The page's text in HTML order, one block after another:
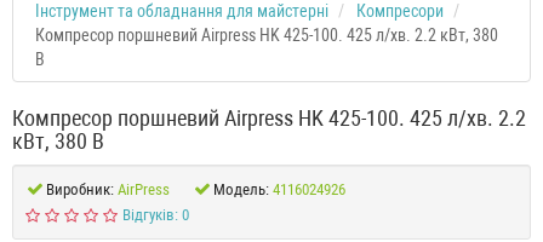
Інструмент та обладнання для майстерні
Компресори
Компресор поршневий Airpress HK 425-100. 425 л/хв. 2.2 кВт, 380
В
Компресор поршневий Airpress HK 425-100. 425 л/хв. 2.2
кВт, 380 В
Виробник: AirPress Модель: 4116024926
Відгуків: 0